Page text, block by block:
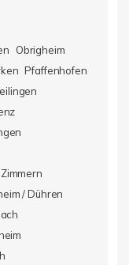
Obrigheim
Pfaffenhofen
/ Dühren